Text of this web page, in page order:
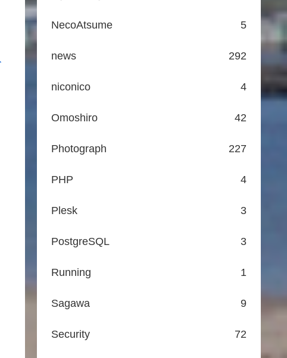
NecoAtsume 5
news 292
niconico 4
Omoshiro 42
Photograph 227
PHP 4
Plesk 3
PostgreSQL 3
Running 1
Sagawa 9
Security 72